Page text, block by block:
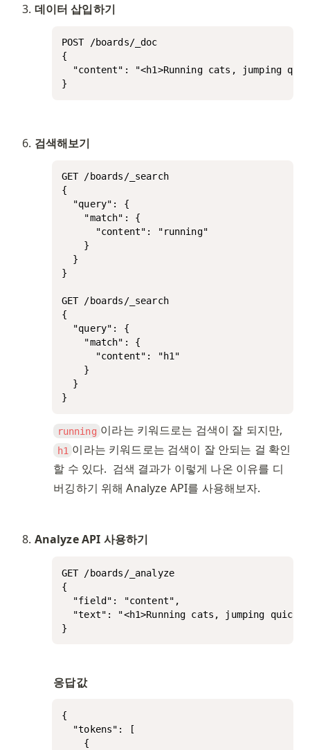
데이터 삽입하기
POST /boards/_doc
{
"content": "<h1>Running cats, jumping
}
검색해보기
GET /boards/_search
{
  "query": {
    "match": {
      "content": "running"
    }
  }
}
GET /boards/_search
{
  "query": {
    "match": {
      "content": "h1"
    }
  }
}
running
h1 이라는 키워드로는 검색이 잘 안되는 걸 확인
할 수 있다.  검색 결과가 이렇게 나온 이유를 디
버깅하기 위해 Analyze API를 사용해보자.
Analyze API 사용하기
GET /boards/_analyze
{
  "field": "content",
"text": "<h1>Running cats, jumping
}
응답값
{
  "tokens": [
    {